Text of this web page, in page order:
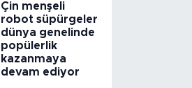
Çin menşeli
robot süpürgeler
dünya genelinde
popülerlik
kazanmaya
devam ediyor